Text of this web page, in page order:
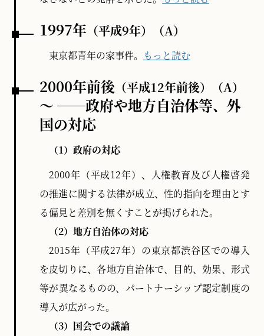
1997年 （平成9年） （A）
東京都青年の家事件。 もっと読む
2000年前後 （平成12年前後） （A）
～ ──政府や地方自治体等、外
国の対応
（1）政府の対応
2000年（平成12年）、人権教育及び人権啓発
の推進に関する法律が成立、性的指向を理由とす
る偏見と差別を無くすことが掲げられた。
（2）地方自治体の対応
2015年（平成27年）の東京都渋谷区での導入
を皮切りに、各地方自治体で、目的、効果、形式
等が異なるものの、パートナーシップ認定制度の
導入が広がった。
（3）国会での議論